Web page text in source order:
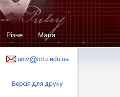
Різне Мапа
univ tntu.edu.ua
Версія для друку